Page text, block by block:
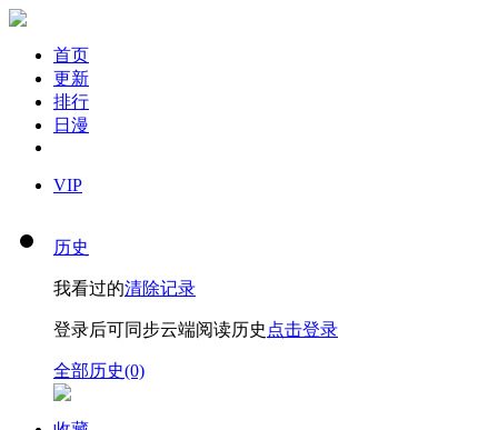
首页
更新
排行
日漫
VIP
历史
我看过的清除记录
登录后可同步云端阅读历史 点击登录
全部历史(0)